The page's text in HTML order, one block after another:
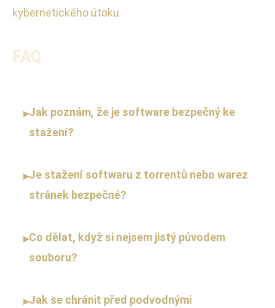
kybernetického útoku.
FAQ
▸Jak poznám, že je software bezpečný ke
stažení?
▸Je stažení softwaru z torrentů nebo warez
stránek bezpečné?
▸Co dělat, když si nejsem jistý původem
souboru?
▸Jak se chránit před podvodnými